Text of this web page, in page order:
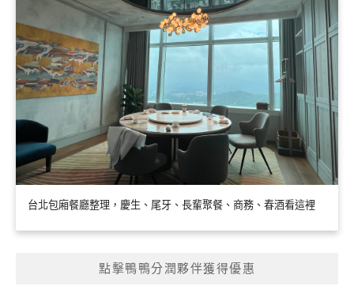
台北包廂餐廳整理，慶生、尾牙、長輩聚餐、商務、春酒看這裡
點擊鴨鴨分潤夥伴獲得優惠